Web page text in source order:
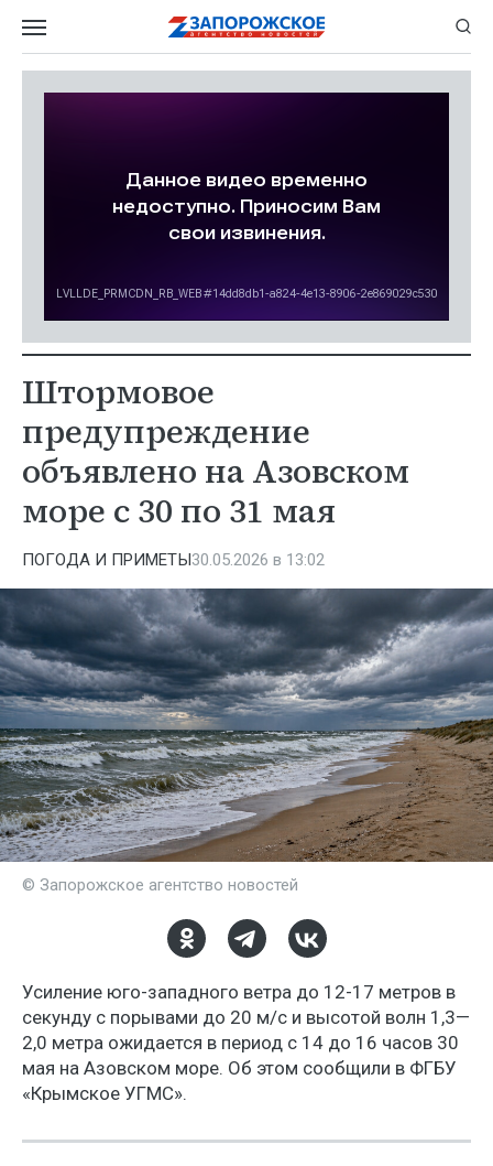
Штормовое
предупреждение
объявлено на Азовском
море с 30 по 31 мая
ПОГОДА И ПРИМЕТЫ30.05.2026 в 13:02
© Запорожское агентство новостей
Усиление юго-западного ветра до 12-17 метров в
секунду с порывами до 20 м/с и высотой волн 1,3—
2,0 метра ожидается в период с 14 до 16 часов 30
мая на Азовском море. Об этом сообщили в ФГБУ
«Крымское УГМС».